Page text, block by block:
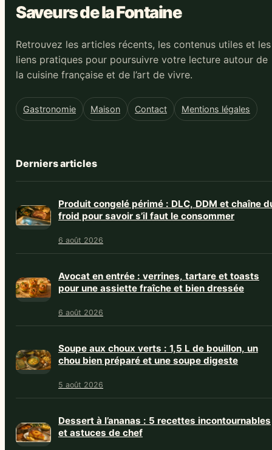
Saveurs de la Fontaine
Retrouvez les articles récents, les contenus utiles et les
liens pratiques pour poursuivre votre lecture autour de
la cuisine française et de l’art de vivre.
Gastronomie Maison Contact Mentions légales
Derniers articles
Produit congelé périmé : DLC, DDM et chaîne
froid pour savoir s’il faut le consommer
6 août 2026
Avocat en entrée : verrines, tartare et toasts
pour une assiette fraîche et bien dressée
6 août 2026
Soupe aux choux verts : 1,5 L de bouillon, un
chou bien préparé et une soupe digeste
5 août 2026
Dessert à l’ananas : 5 recettes incontournables
et astuces de chef